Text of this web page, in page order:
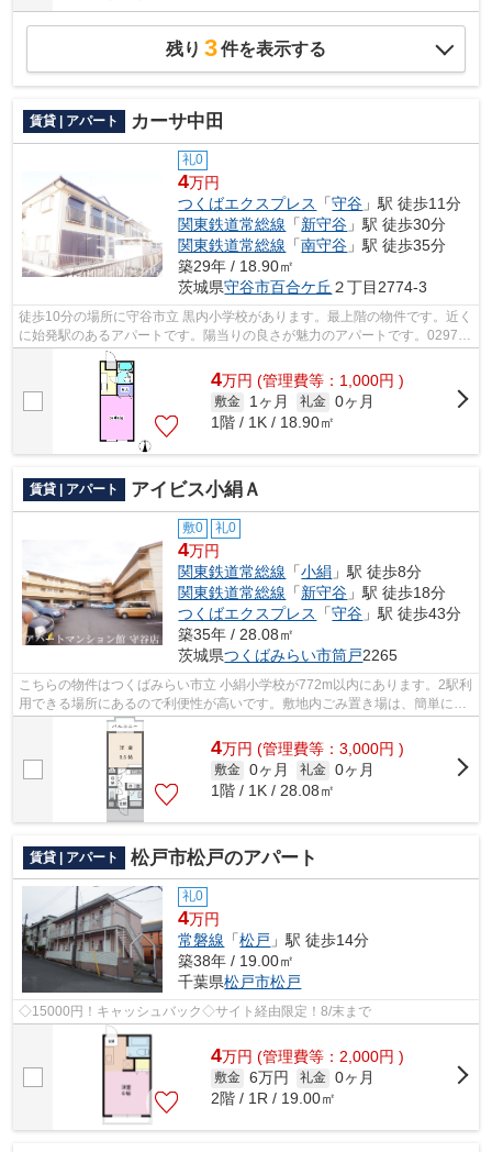
残り 3件を表示する
賃貸 | アパート カーサ中田
礼0
4万円
つくばエクスプレス
「守谷 」駅 徒歩11分
関東鉄道常総線 「新守谷 」駅 徒歩30分
関東鉄道常総線 「南守谷 」駅 徒歩35分
築29年 / 18.90㎡
茨城県守谷市百合ケ丘 ２丁目2774-3
徒歩10分の場所に守谷市立 黒内小学校があります。最上階の物件です。近く
に始発駅のあるアパートです。陽当りの良さが魅力のアパートです。0297-
47-1281よりアパートマンション館 守...
4万円 (管理費等：1,000円 )
敷金 1ヶ月 礼金 0ヶ月
1階 / 1K / 18.90㎡
賃貸 | アパート アイビス小絹Ａ
敷0 礼0
4万円
関東鉄道常総線 「小絹 」駅 徒歩8分
関東鉄道常総線 「新守谷 」駅 徒歩18分
つくばエクスプレス
「守谷 」駅 徒歩43分
築35年 / 28.08㎡
茨城県つくばみらい市筒戸2265
こちらの物件はつくばみらい市立 小絹小学校が772m以内にあります。2駅利
用できる場所にあるので利便性が高いです。敷地内ごみ置き場は、簡単にご
み捨てができるのが魅力です。電車移...
4万円 (管理費等：3,000円 )
敷金 0ヶ月 礼金 0ヶ月
1階 / 1K / 28.08㎡
賃貸 | アパート 松戸市松戸のアパート
礼0
4万円
常磐線 「松戸 」駅 徒歩14分
築38年 / 19.00㎡
千葉県松戸市松戸
◇15000円！キャッシュバック◇サイト経由限定！8/末まで
4万円 (管理費等：2,000円 )
敷金 6万円 礼金 0ヶ月
2階 / 1R / 19.00㎡